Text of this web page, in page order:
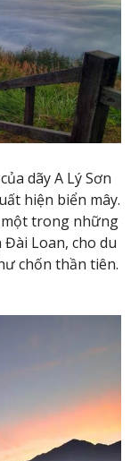
dãy A Lý Sơn
hiện biển mây.
một trong những
Loan, cho du
chốn thần tiên.